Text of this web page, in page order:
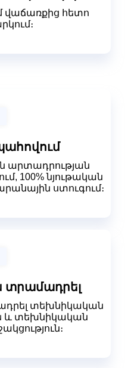
վաճառքից հետո
արտադրության
100% նյութական
ստուգում։
տրամադրել
տեխնիկական
և տեխնիկական